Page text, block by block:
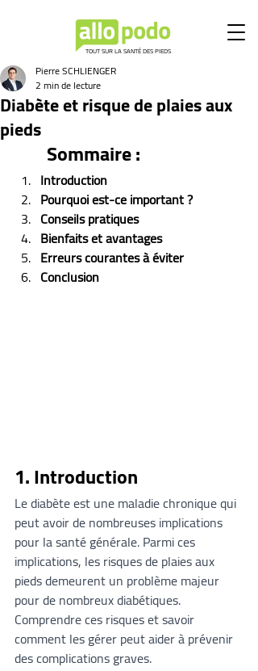
TOUT SUR LA SANTÉ DES PIEDS
Diabète et risque de plaies aux
pieds
Pierre SCHLIENGER
2 min de lecture
Sommaire :
Introduction
Pourquoi est-ce important ?
Conseils pratiques
Bienfaits et avantages
Erreurs courantes à éviter
Conclusion
1. Introduction
Le diabète est une maladie chronique qui
peut avoir de nombreuses implications
pour la santé générale. Parmi ces
implications, les risques de plaies aux
pieds demeurent un problème majeur
pour de nombreux diabétiques.
Comprendre ces risques et savoir
comment les gérer peut aider à prévenir
des complications graves.